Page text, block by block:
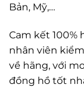
Bản, Mỹ,…
Cam kết 100%
nhân viên
về hãng, với
đồng hồ tốt